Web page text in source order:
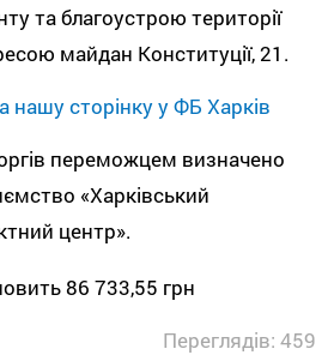
та благоустрою території
майдан Конституції, 21.
нашу сторінку у ФБ Харків
переможцем визначено
«Харківський
центр».
86 733,55 грн
Переглядів: 459